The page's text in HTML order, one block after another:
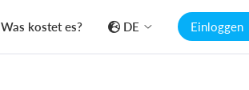
Was kostet es? DE Einloggen